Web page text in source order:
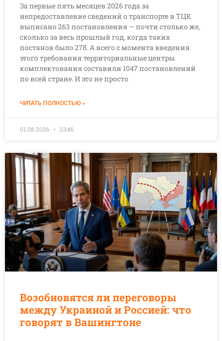
За первые пять месяцев 2026 года за
непредоставление сведений о транспорте в ТЦК
выписано 263 постановления — почти столько же,
сколько за весь прошлый год, когда таких
постанов было 278. А всего с момента введения
этого требования территориальные центры
комплектования составили 1047 постановлений
по всей стране. И это не просто
ЧИТАТЬ ПОЛНОСТЬЮ »
01.08.2026 23:46
Возобновятся ли переговоры
между Украиной и Россией: что
говорят в Вашингтоне